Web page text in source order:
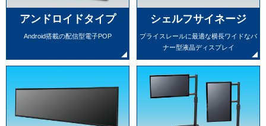
アンドロイドタイプ
Android搭載の配信型電子POP
シェルフサイネージ
プライスレールに最適な横長ワイドなバ
ナー型液晶ディスプレイ